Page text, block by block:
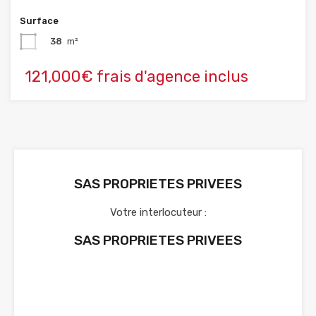
Surface
38 m²
121,000€ frais d'agence inclus
SAS PROPRIETES PRIVEES
Votre interlocuteur :
SAS PROPRIETES PRIVEES